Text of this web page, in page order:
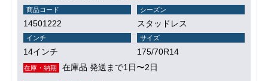
商品コード
14501222
シーズン
スタッドレス
インチ
14インチ
サイズ
175/70R14
在庫・納期 在庫品 発送まで1日〜2日